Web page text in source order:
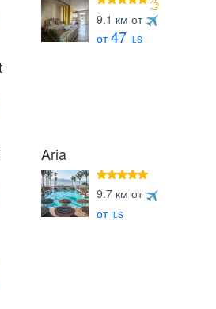
звезд
9.1 км от
от47 ILS
Aria
звезд
9.7 км от
от ILS